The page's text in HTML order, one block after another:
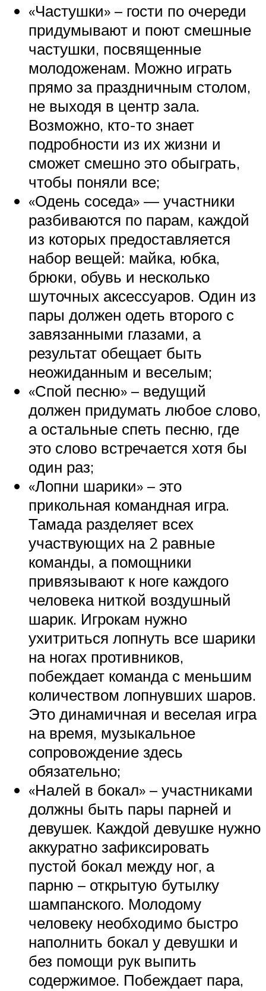
«Частушки» – гости по очереди
придумывают и поют смешные
частушки, посвященные
молодоженам. Можно играть
прямо за праздничным столом,
не выходя в центр зала.
Возможно, кто-то знает
подробности из их жизни и
сможет смешно это обыграть,
чтобы поняли все;
«Одень соседа» — участники
разбиваются по парам, каждой
из которых предоставляется
набор вещей: майка, юбка,
брюки, обувь и несколько
шуточных аксессуаров. Один из
пары должен одеть второго с
завязанными глазами, а
результат обещает быть
неожиданным и веселым;
«Спой песню» – ведущий
должен придумать любое слово,
а остальные спеть песню, где
это слово встречается хотя бы
один раз;
«Лопни шарики» – это
прикольная командная игра.
Тамада разделяет всех
участвующих на 2 равные
команды, а помощники
привязывают к ноге каждого
человека ниткой воздушный
шарик. Игрокам нужно
ухитриться лопнуть все шарики
на ногах противников,
побеждает команда с меньшим
количеством лопнувших шаров.
Это динамичная и веселая игра
на время, музыкальное
сопровождение здесь
обязательно;
«Налей в бокал» – участниками
должны быть пары парней и
девушек. Каждой девушке нужно
аккуратно зафиксировать
пустой бокал между ног, а
парню – открытую бутылку
шампанского. Молодому
человеку необходимо быстро
наполнить бокал у девушки и
без помощи рук выпить
содержимое. Побеждает пара,